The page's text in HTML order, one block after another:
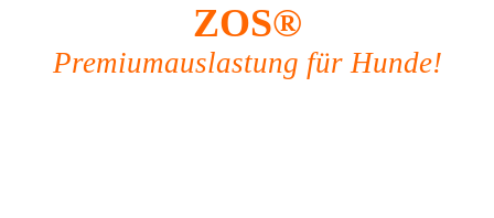
ZOS®
Premiumauslastung für Hunde!